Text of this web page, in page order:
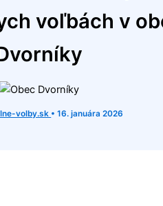
voľbách v
volby.sk •16. januára 2026